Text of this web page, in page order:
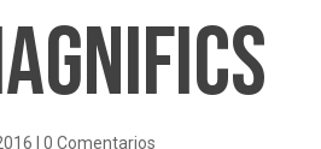
0 Comentarios